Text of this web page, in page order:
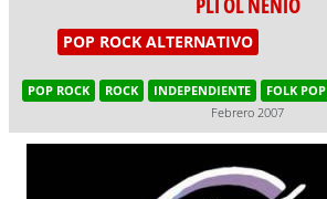
POP ROCK ALTERNATIVO
POP ROCK ROCK INDEPENDIENTE
FOLK POP
Febrero 2007